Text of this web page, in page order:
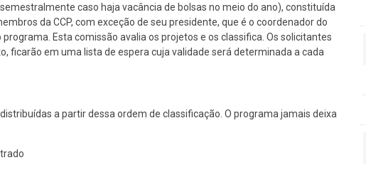
caso haja vacância de bolsas no meio do ano), constituída
da CCP, com exceção de seu presidente, que é o coordenador do
Esta comissão avalia os projetos e os classifica. Os solicitantes
ficarão em uma lista de espera cuja validade será determinada a cada
a partir dessa ordem de classificação. O programa jamais deixa